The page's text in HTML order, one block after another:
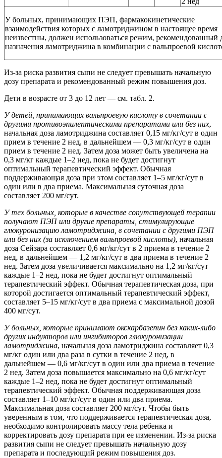
У больных, принимающих ПЭП, фармакокинетические
взаимодействия которых с ламотриджином в настоящее время
неизвестны, должен использоваться режим, рекомендованный
назначения ламотриджина в комбинации с вальпроевой
Из-за риска развития сыпи не следует превышать начальную
дозу препарата и рекомендованный режим повышения доз.
Дети в возрасте от 3 до 12 лет — см. табл. 2.
У детей, принимающих вальпроевую кислоту в сочетании с
другими противоэпилептическими препаратами или без них,
начальная доза ламотриджина составляет 0,15 мг/кг/сут в один
прием в течение 2 нед, в дальнейшем — 0,3 мг/кг/сут в один
прием в течение 2 нед. Затем доза может быть увеличена на
0,3 мг/кг каждые 1–2 нед, пока не будет достигнут
оптимальный терапевтический эффект. Обычная
поддерживающая доза при этом составляет 1–5 мг/кг/сут в
один или в два приема. Максимальная суточная доза
составляет 200 мг/сут.
У тех больных, которые в качестве сопутствующей терапии
получают ПЭП или другие препараты, стимулирующие
глюкуронизацию ламотриджина, в сочетании с другими ПЭП
или без них (за исключением вальпроевой кислоты), начальная
доза Сейзара составляет 0,6 мг/кг/сут в 2 приема в течение 2
нед, в дальнейшем — 1,2 мг/кг/сут в два приема в течение 2
нед. Затем доза увеличивается максимально на 1,2 мг/кг/сут
каждые 1–2 нед, пока не будет достигнут оптимальный
терапевтический эффект. Обычная терапевтическая доза, при
которой достигается оптимальный терапевтический эффект,
составляет 5–15 мг/кг/сут в два приема с максимальной дозой
400 мг/сут.
У больных, которые принимают окскарбазепин без каких-либо
других индукторов или ингибиторов глюкуронизации
ламотриджина, начальная доза ламотриджина составляет 0,3
мг/кг один или два раза в сутки в течение 2 нед, в
дальнейшем — 0,6 мг/кг/сут в один или два приема в течение
2 нед. Затем доза повышается максимально на 0,6 мг/кг/сут
каждые 1–2 нед, пока не будет достигнут оптимальный
терапевтический эффект. Обычная поддерживающая доза
составляет 1–10 мг/кг/сут в один или два приема.
Максимальная доза составляет 200 мг/сут. Чтобы быть
уверенным в том, что поддерживается терапевтическая доза,
необходимо контролировать массу тела ребенка и
корректировать дозу препарата при ее изменении. Из-за риска
развития сыпи не следует превышать начальную дозу
препарата и последующий режим повышения доз.